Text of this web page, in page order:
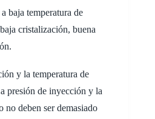
baja temperatura de
cristalización, buena
y la temperatura de
presión de inyección y la
no deben ser demasiado